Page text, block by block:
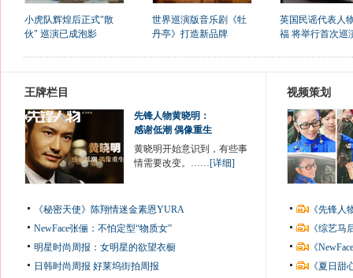
小虎队辉煌后正式"散
伙" 巡演已成泡影
世界巡演版音乐剧《牡
丹亭》打造新品牌
英国民谣代表人
福 将举行首次巡
王牌栏目
先锋人物黄晓明：
感谢低潮 偶像重生
黄晓明开始意识到，有些事
情需要改变。……[详细]
《秘密天使》陈翔情迷金素恩YURA
NewFace张俪：不怕定型“物质女”
明星时尚周报：女明星的欲望衣橱
日韩时尚周报 好莱坞街拍周报
视频策划
《先锋
《综艺
《
《夏日